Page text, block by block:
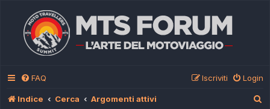
FAQ Login
Iscriviti
Indice Cerca Argomenti attivi